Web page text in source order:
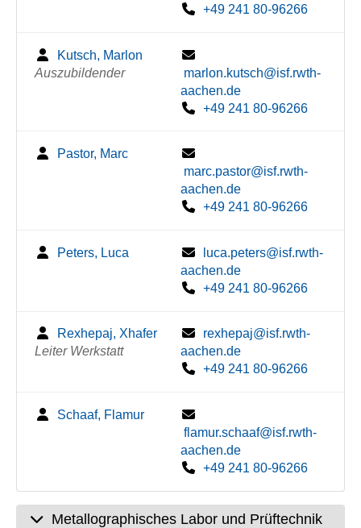
+49 241 80-96266
Kutsch, Marlon
Auszubildender
marlon.kutsch@isf.rwth-
aachen.de
+49 241 80-96266
Pastor, Marc
marc.pastor@isf.rwth-
aachen.de
+49 241 80-96266
Peters, Luca
luca.peters@isf.rwth-
aachen.de
+49 241 80-96266
Rexhepaj, Xhafer
Leiter Werkstatt
rexhepaj@isf.rwth-
aachen.de
+49 241 80-96266
Schaaf, Flamur
flamur.schaaf@isf.rwth-
aachen.de
+49 241 80-96266
Metallographisches Labor und Prüftechnik